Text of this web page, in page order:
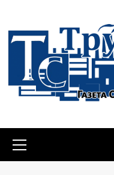
содержимому
меню